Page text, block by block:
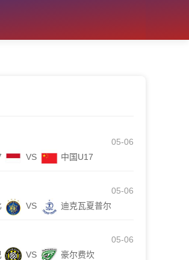
05-06
VS 中国U17
05-06
VS 迪克瓦夏普尔
05-06
VS 豪尔费坎